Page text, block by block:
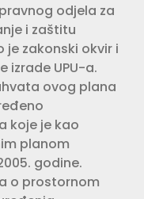
odjela za
i zaštitu
je zakonski okvir i
izrade UPU-a.
ovog plana
koje je kao
planom
godine.
o prostornom